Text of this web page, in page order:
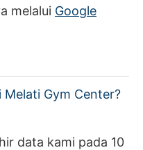
melalui Google
Gym Center?
data kami pada 10